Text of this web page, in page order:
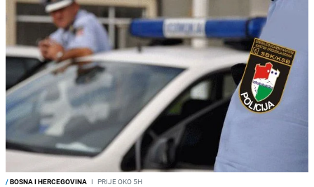
/BOSNA I HERCEGOVINA I PRIJE OKO 5H